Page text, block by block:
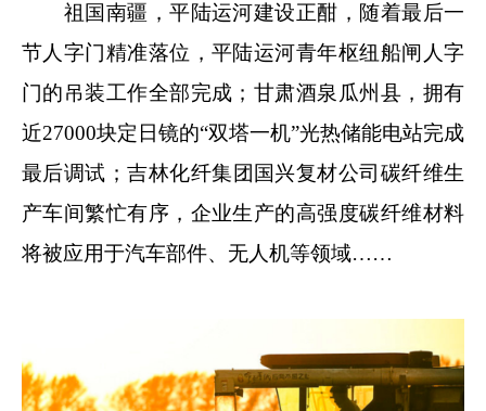
祖国南疆，平陆运河建设正酣，随着最后一
节人字门精准落位，平陆运河青年枢纽船闸人字
门的吊装工作全部完成；甘肃酒泉瓜州县，拥有
近27000块定日镜的“双塔一机”光热储能电站完成
最后调试；吉林化纤集团国兴复材公司碳纤维生
产车间繁忙有序，企业生产的高强度碳纤维材料
将被应用于汽车部件、无人机等领域……